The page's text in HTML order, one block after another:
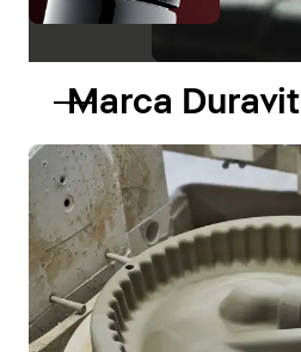
Marca Duravit